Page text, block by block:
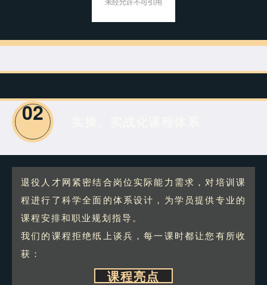
02
退役人才网紧密结合岗位实际能力需求，对培训课
程进行了科学全面的体系设计，为学员提供专业的
课程安排和职业规划指导。
我们的课程拒绝纸上谈兵，每一课时都让您有所收
获：
课程亮点